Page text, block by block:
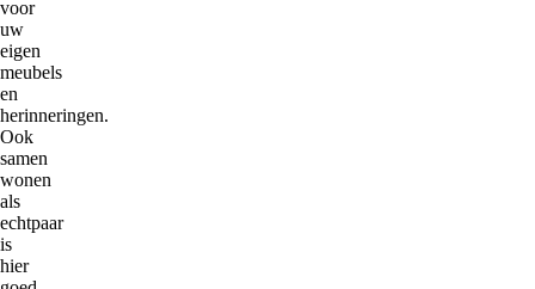
voor
uw
eigen
meubels
en
herinneringen.
Ook
samen
wonen
als
echtpaar
is
hier